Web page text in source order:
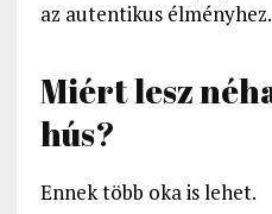
az autentikus élményhez.
Miért lesz
hús?
Ennek több oka is lehet.